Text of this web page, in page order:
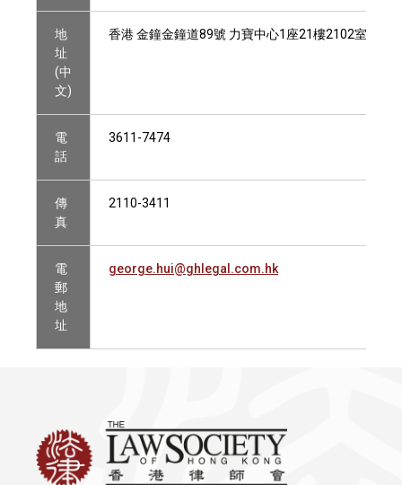
地
址
(中
文)
香港 金鐘金鐘道89號 力寶中心1座21樓2102室
電
話
3611-7474
傳
真
2110-3411
電
郵
地
址
george.hui@ghlegal.com.hk